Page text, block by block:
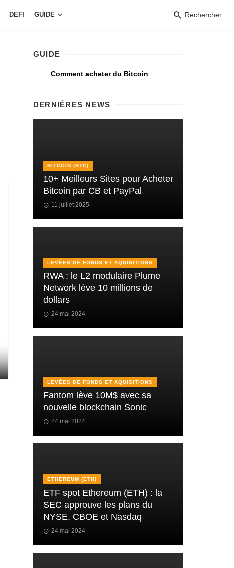
DEFI GUIDE Rechercher
GUIDE
Comment acheter du Bitcoin
DERNIÈRES NEWS
BITCOIN (BTC)
10+ Meilleurs Sites pour Acheter
Bitcoin par CB et PayPal
11 juillet 2025
LEVÉES DE FONDS ET AQUISITIONS
RWA : le L2 modulaire Plume
Network lève 10 millions de
dollars
24 mai 2024
LEVÉES DE FONDS ET AQUISITIONS
Fantom lève 10M$ avec sa
nouvelle blockchain Sonic
24 mai 2024
ETHEREUM (ETH)
ETF spot Ethereum (ETH) : la
SEC approuve les plans du
NYSE, CBOE et Nasdaq
24 mai 2024